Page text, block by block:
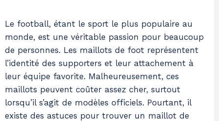
Le football, étant le sport le plus populaire au
monde, est une véritable passion pour beaucoup
de personnes. Les maillots de foot représentent
l’identité des supporters et leur attachement à
leur équipe favorite. Malheureusement, ces
maillots peuvent coûter assez cher, surtout
lorsqu’il s’agit de modèles officiels. Pourtant, il
existe des astuces pour trouver un maillot de